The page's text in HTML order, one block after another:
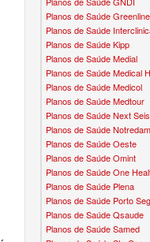
PLANO DE SAÚDE INFANTIL
PLANO DE SAÚDE INFANTIL
DE SAÚDE INFANTIL
PLANO DE SAÚDE INFANTIL
PLANO DE SAÚDE INFANTIL
PLANO DE SAÚDE INFANTIL
SAÚDE INFANTIL
DE SAÚDE INFANTIL
TOTAL MEDCARE
TRANSMONTANO
ÚNICA PLANO DE
UNIHOSP PLANO
CONVÊNIO EM COTIA
CONVÊNIO EM DIADEMA
CONVÊNIO EM FERRAZ
CONVÊNIO EM FRANCISCO
CONVÊNIO EM FRANCO DA
CONVÊNIO EM GUARULHOS
CONVÊNIO EM ITAPEVI
CONVÊNIO EM MAUÁ
PLANO ODONTO
PLANO ODONTO METLIFE
PLANO ODONTO PLENA
PLANO ODONTO PREVIDENT
PLANO ODONTO ODONTOPREV
PLANO ODONTO ONE
PLANO ODONTO SÃO
PLANO ODONTO SULAMERICA
ALLCARE
BEST LIFE
CORPORE
DIVICOM
HEBROM
LIFE CLASS
Planos de Saúde Greenline
Planos de Saúde
Planos de Saúde Kipp
Planos de Saúde Medial
Planos de Saúde Medical
Planos de Saúde Medicol
Planos de Saúde Medtour
Planos de Saúde Next
Planos de Saúde
Planos de Saúde Oeste
Planos de Saúde Omint
Planos de Saúde One
Planos de Saúde Plena
Planos de Saúde Porto
Planos de Saúde Qsaude
Planos de Saúde Samed